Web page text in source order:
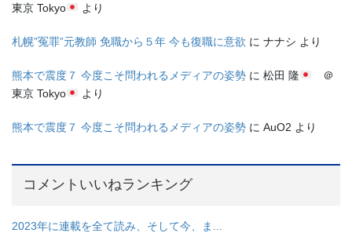
東京 Tokyo
より
札幌”冤罪”元教師 免職から５年 今も復職に意欲 に ナナシ より
熊本で震度７ 今度こそ問われるメディアの姿勢 に 松田 隆
＠
東京 Tokyo
より
熊本で震度７ 今度こそ問われるメディアの姿勢 に AuO2 より
コメントいいねランキング
2023年に連載を全て読み、そして今、ま...